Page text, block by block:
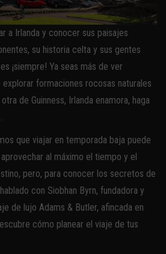
a Irlanda y conocer sus paisajes
su historia celta y sus gentes
¡siempre! Ya seas más de ver
formaciones rocosas naturales
de Guinness, Irlanda enamora, haga
que viajar en temporada baja puede
al máximo el tiempo y el
pero, para conocer los secretos de
con Siobhan Byrn, fundadora y
de lujo Adams & Butler, afincada en
cómo planear el viaje de tus